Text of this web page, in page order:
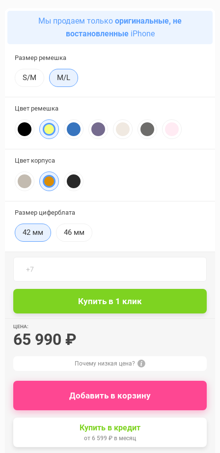
Мы продаем только оригинальные, не
востановленныеiPhone
Размер ремешка
S/M M/L
Цвет ремешка
Цвет корпуса
Размер циферблата
42 мм 46 мм
ЦЕНА:
65 990 ₽
Почему низкая цена?
Добавить в корзину
Купить в кредит
от 6 599 ₽ в месяц